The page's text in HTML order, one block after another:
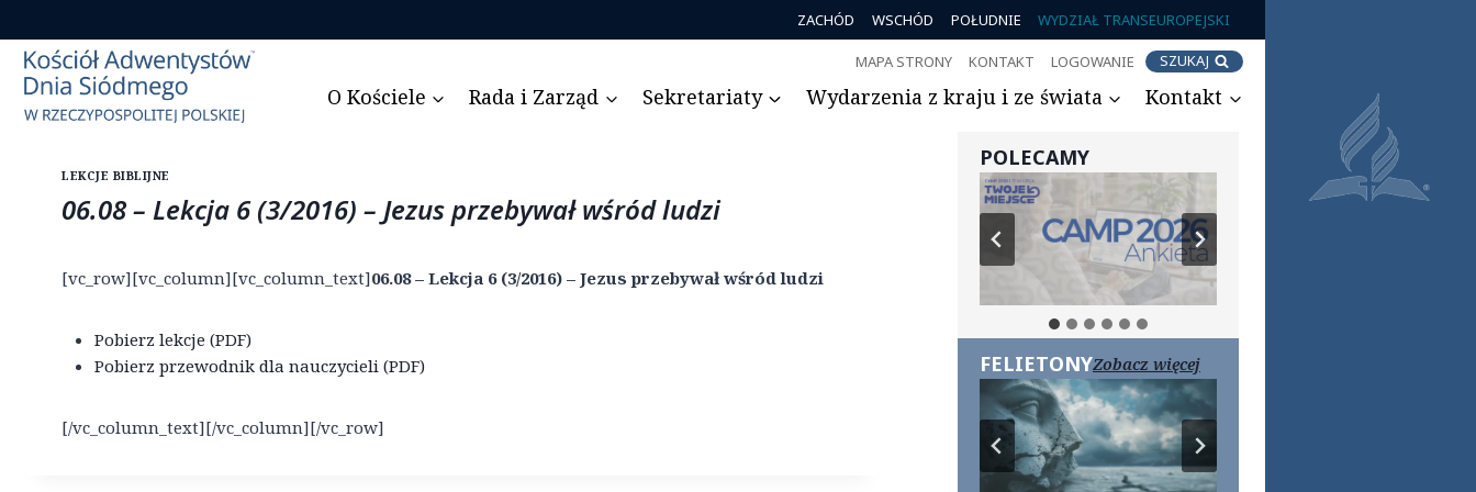
do
treści
ZACHÓD WSCHÓD POŁUDNIE WYDZIAŁ TRANSEUROPEJSKI
MAPA STRONY KONTAKT LOGOWANIE SZUKAJ
O Kościele Rada i Zarząd Sekretariaty Wydarzenia z kraju i ze świata Kontakt
LEKCJE BIBLIJNE
06.08 – Lekcja 6 (3/2016) – Jezus przebywał wśród ludzi
[vc_row][vc_column][vc_column_text]06.08 – Lekcja 6 (3/2016) – Jezus przebywał wśród ludzi
Pobierz lekcje (PDF)
Pobierz przewodnik dla nauczycieli (PDF)
[/vc_column_text][/vc_column][/vc_row]
POLECAMY
FELIETONYZobacz więcej